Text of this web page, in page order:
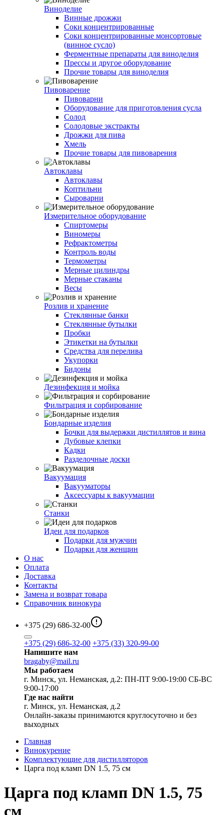
Виноделие
Винные дрожжи
Соки концентрированные
Соки концентрированные монсортовые
(винное сусло)
Ферментные препараты для виноделия
Прессы и другое оборудование
Прочие товары для виноделия
Пивоварение
Пивоварни
Оборудование для приготовления сусла
Солод
Солодовые экстракты
Дрожжи для пива
Хмель
Прочие товары для пивоварения
Автоклавы
Автоклавы
Коптильни
Сыроварни
Измерительное оборудование
Спиртомеры
Виномеры
Рефрактометры
Контроль воды
Термометры
Мерные цилиндры
Мерные стаканы
Весы
Розлив и хранение
Стеклянные банки
Стеклянные бутылки
Пробки
Этикетки на бутылки
Средства для перелива
Укупорки
Бидоны
Дезинфекция и мойка
Фильтрация и сорбирование
Бондарные изделия
Бочки для выдержки дистиллятов и вина
Дубовые клепки
Кадки
Разделочные доски
Вакуумация
Вакууматоры
Аксессуары к вакуумации
Станки
Идеи для подарков
Подарки для мужчин
Подарки для женщин
О нас
Оплата
Доставка
Контакты
Замена и возврат товара
Справочник винокура
+375 (29) 686-32-00
+375 (29) 686-32-00 +375 (33) 320-99-00
Напишите нам
bragaby@mail.ru
Мы работаем
г. Минск, ул. Неманская, д.2: ПН-ПТ 9:00-19:00 СБ-ВС
9:00-17:00
Где нас найти
г. Минск, ул. Неманская, д.2
Онлайн-заказы принимаются круглосуточно и без
выходных
Главная
Винокурение
Комплектующие для дистилляторов
Царга под кламп DN 1.5, 75 см
Царга под кламп DN 1.5, 75
см